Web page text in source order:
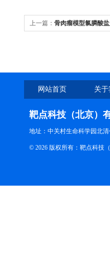
上一篇： 骨肉瘤模型氯膦酸
网站首页 关
靶点科技（北京）
地址：中关村生命科学园北
© 2026 版权所有：靶点科技